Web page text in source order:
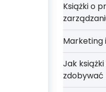
Książki o
Marketing
Jak